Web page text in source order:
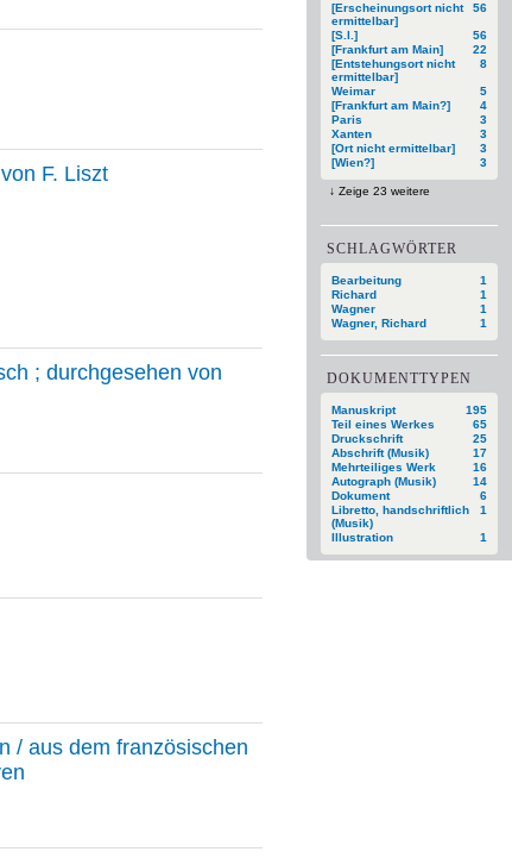
56
[Erscheinungsort nicht
ermittelbar]
56
[S.l.]
22
[Frankfurt am Main]
8
[Entstehungsort nicht
ermittelbar]
5
Weimar
4
[Frankfurt am Main?]
3
Paris
3
Xanten
3
[Ort nicht ermittelbar]
3
[Wien?]
Zeige 23 weitere
SCHLAGWÖRTER
1
Bearbeitung
1
Richard
1
Wagner
1
Wagner, Richard
DOKUMENTTYPEN
195
Manuskript
65
Teil eines Werkes
25
Druckschrift
17
Abschrift (Musik)
16
Mehrteiliges Werk
14
Autograph (Musik)
6
Dokument
1
Libretto, handschriftlich
(Musik)
1
Illustration
F. Liszt
; durchgesehen von
/ aus dem französischen